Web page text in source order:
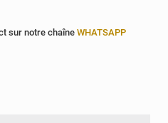
sur notre chaîne WHATSAPP